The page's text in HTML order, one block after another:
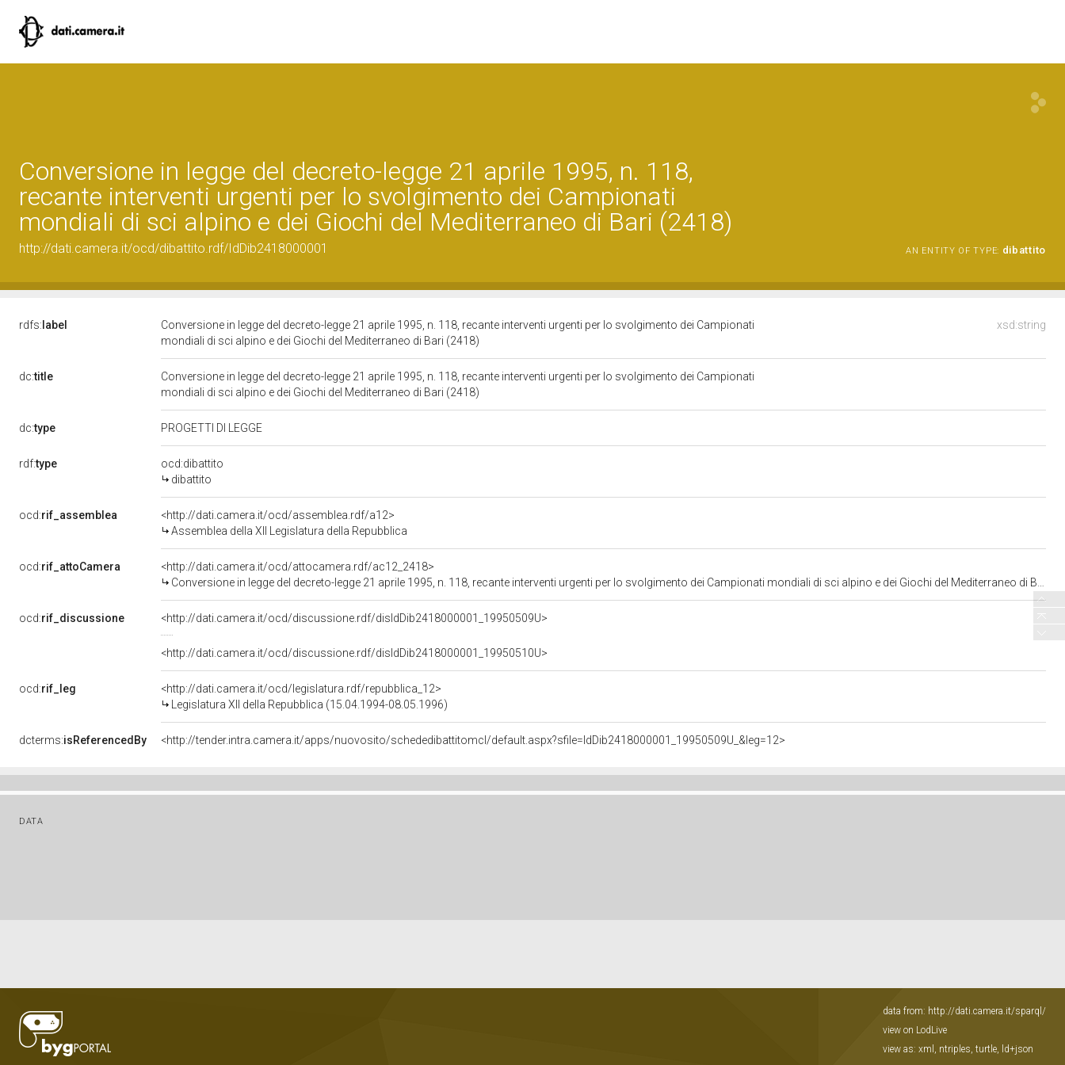
Conversione in legge del decreto-legge 21 aprile 1995, n. 118,
recante interventi urgenti per lo svolgimento dei Campionati
mondiali di sci alpino e dei Giochi del Mediterraneo di Bari (2418)
http://dati.camera.it/ocd/dibattito.rdf/IdDib2418000001 AN ENTITY OF TYPE: dibattito
rdfs: label xsd:string
Conversione in legge del decreto-legge 21 aprile 1995, n. 118, recante interventi urgenti per lo svolgimento dei Campionati
mondiali di sci alpino e dei Giochi del Mediterraneo di Bari (2418)
dc:title
Conversione in legge del decreto-legge 21 aprile 1995, n. 118, recante interventi urgenti per lo svolgimento dei Campionati
mondiali di sci alpino e dei Giochi del Mediterraneo di Bari (2418)
dc:type PROGETTI DI LEGGE
rdf:type
ocd:dibattito
dibattito
ocd:rif_assemblea
<http://dati.camera.it/ocd/assemblea.rdf/a12>
Assemblea della XII Legislatura della Repubblica
ocd:rif_attoCamera
<http://dati.camera.it/ocd/attocamera.rdf/ac12_2418>
Conversione in legge del decreto-legge 21 aprile 1995, n. 118, recante interventi urgenti per lo svolgimento dei Campionati mondiali di sci alpino e dei Giochi del Mediterraneo di Bari
ocd:rif_discussione <http://dati.camera.it/ocd/discussione.rdf/disIdDib2418000001_19950509U>
<http://dati.camera.it/ocd/discussione.rdf/disIdDib2418000001_19950510U>
ocd:rif_leg
<http://dati.camera.it/ocd/legislatura.rdf/repubblica_12>
Legislatura XII della Repubblica (15.04.1994-08.05.1996)
dcterms:isReferencedBy <http://tender.intra.camera.it/apps/nuovosito/schededibattitomcl/default.aspx?sfile=IdDib2418000001_19950509U_&leg=12>
DATA
data from: http://dati.camera.it/sparql/
view on LodLive
view as: xml , ntriples, turtle, ld+json